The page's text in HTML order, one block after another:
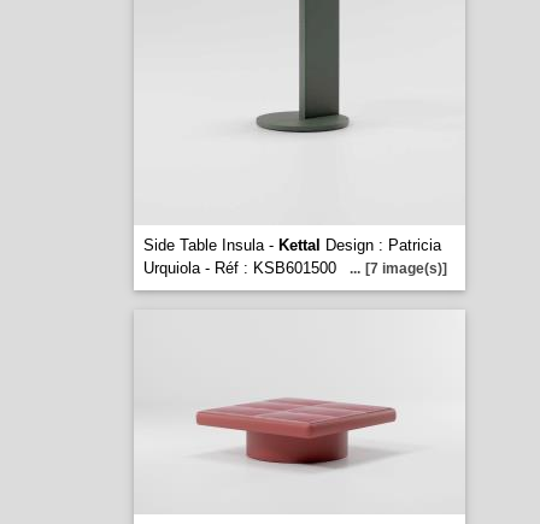
Side Table Insula - Kettal Design : Patricia
Urquiola - Réf : KSB601500
... [7 image(s)]